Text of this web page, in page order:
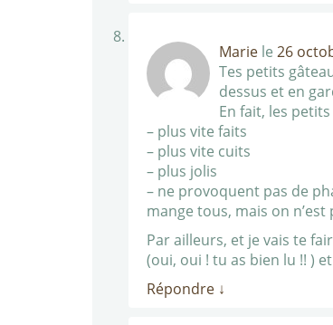
Marie le 26
Tes petits
dessus et en
En fait, les
– plus vite faits
– plus vite cuits
– plus jolis
– ne provoquent pas de
mange tous, mais on n’est
Par ailleurs, et je vais te
(oui, oui ! tu as bien lu !! )
Répondre ↓